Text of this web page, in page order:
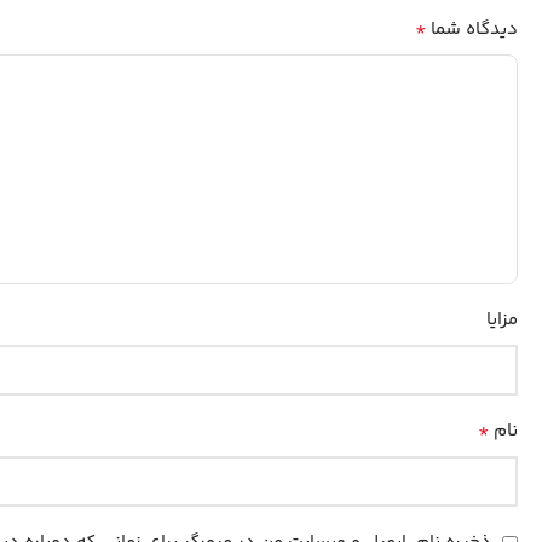
دیدگاه شما *
مزایا
نام *